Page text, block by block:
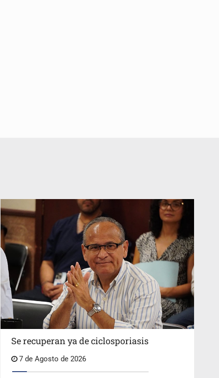
Se recuperan ya de ciclosporiasis
7 de Agosto de 2026